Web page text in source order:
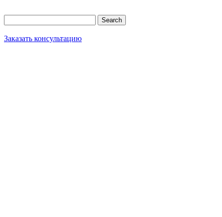
Search
Заказать консультацию